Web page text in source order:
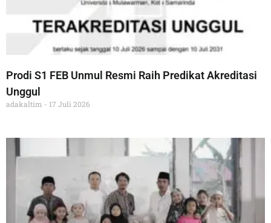
Prodi S1 FEB Unmul Resmi Raih Predikat Akreditasi
Unggul
adakaltim 17 Juli 2026